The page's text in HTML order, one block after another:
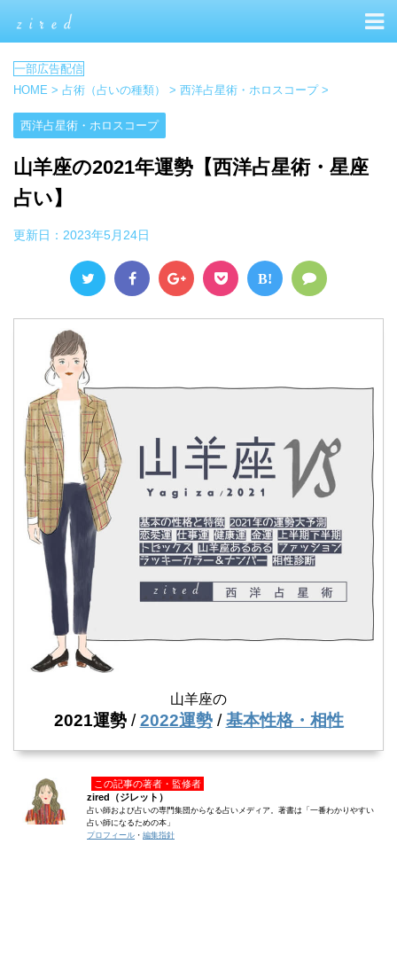
HOME > 占術（占いの種類） > 西洋占星術・ホロスコープ >
西洋占星術・ホロスコープ
山羊座の2021年運勢【西洋占星術・星座
占い】
更新日： 2023年5月24日
B!
山羊座の
2021運勢/2022運勢/基本性格・相性
この記事の著者・監修者
zired（ジレット）
占い師および占いの専門集団からなる占いメディア。著書は「一番わかりやすい
占い師になるための本」
プロフィール ・ 編集指針